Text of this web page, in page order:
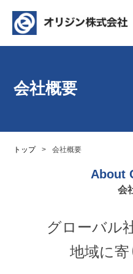
会社概要
トップ > 会社概要
About
会
グローバル
地域に